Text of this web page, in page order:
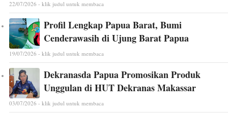
22/07/2026 - klik judul untuk membaca
Profil Lengkap Papua Barat, Bumi
Cenderawasih di Ujung Barat Papua
19/07/2026 - klik judul untuk membaca
Dekranasda Papua Promosikan Produk
Unggulan di HUT Dekranas Makassar
03/07/2026 - klik judul untuk membaca